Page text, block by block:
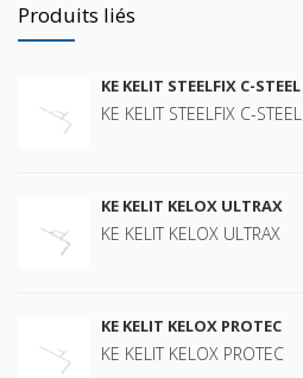
Produits liés
KE KELIT STEELFIX C-STEEL
KE KELIT STEELFIX C-STEEL
KE KELIT KELOX ULTRAX
KE KELIT KELOX ULTRAX
KE KELIT KELOX PROTEC
KE KELIT KELOX PROTEC